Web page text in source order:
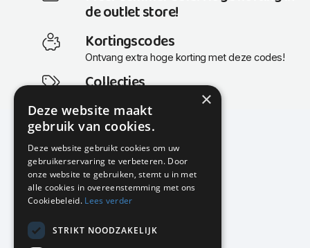
de outlet store!
Kortingscodes
Ontvang extra hoge korting met deze codes!
Collecties
Actuele en populaire collecties
KMP Kantoormeubilair
Airport Business Park
Frankfurtstraat 29-31
1175 RH Lijnden
020-617 01 26
×
Deze website maakt
gebruik van cookies.
Deze website gebruikt cookies om uw
gebruikerservaring te verbeteren. Door
onze website te gebruiken, stemt u in met
alle cookies in overeenstemming met ons
Cookiebeleid. Lees verder
STRIKT NOODZAKELIJK